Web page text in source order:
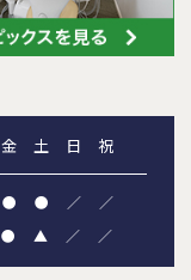
金 土 日 祝
● ● ／ ／
● ▲ ／ ／